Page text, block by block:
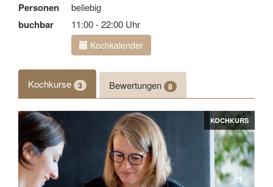
Personen beliebig
buchbar 11:00 - 22:00 Uhr
Kochkalender
Kochkurse 3 Bewertungen 8
KOCHKURS